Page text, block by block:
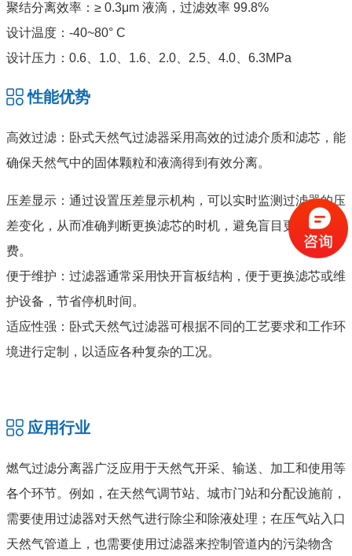
聚结分离效率：≥ 0.3μm 液滴，过滤效率 99.8%
设计温度：-40~80° C
设计压力：0.6、1.0、1.6、2.0、2.5、4.0、6.3MPa
性能优势
高效过滤：卧式天然气过滤器采用高效的过滤介质和滤芯，能
确保天然气中的固体颗粒和液滴得到有效分离。
压差显示：通过设置压差显示机构，可以实时监测过滤器的压
差变化，从而准确判断更换滤芯的时机，避免盲目更换和浪
费。
便于维护：过滤器通常采用快开盲板结构，便于更换滤芯或维
护设备，节省停机时间。
适应性强：卧式天然气过滤器可根据不同的工艺要求和工作环
境进行定制，以适应各种复杂的工况。
应用行业
燃气过滤分离器广泛应用于天然气开采、输送、加工和使用等
各个环节。例如，在天然气调节站、城市门站和分配设施前，
需要使用过滤器对天然气进行除尘和除液处理；在压气站入口
天然气管道上，也需要使用过滤器来控制管道内的污染物含